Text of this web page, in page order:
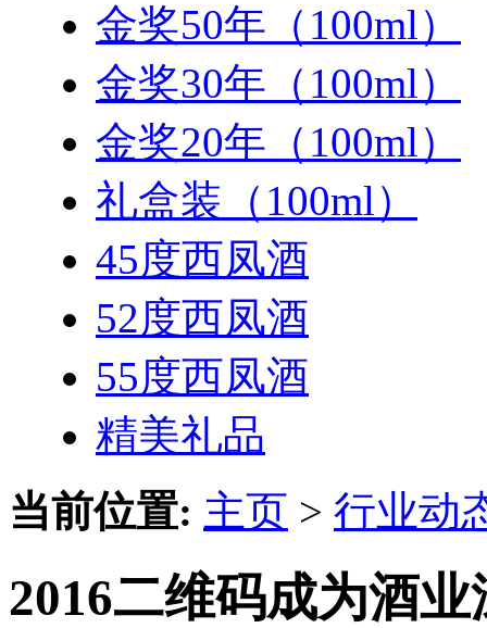
金奖50年（100ml）
金奖30年（100ml）
金奖20年（100ml）
礼盒装（100ml）
45度西凤酒
52度西凤酒
55度西凤酒
精美礼品
当前位置: 主页 > 行业动
2016二维码成为酒